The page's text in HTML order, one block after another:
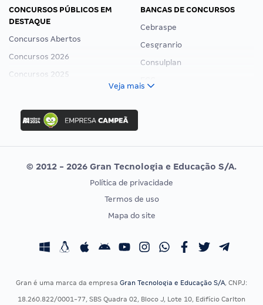
CONCURSOS PÚBLICOS EM
DESTAQUE
Concursos Abertos
Concursos 2026
Concursos 2025
Concurso Ibama
Concurso MPU
Editais publicados
BANCAS DE CONCURSOS
Cebraspe
Cesgranrio
Consulplan
Vunesp
CONCURSOS POR PROFISSÃO
Concursos Fiscais
EXAME DE ORDEM
Calendário OAB
Veja mais
© 2012 - 2026 Gran Tecnologia e Educação S/A.
Política de privacidade
Termos de uso
Mapa do site
Gran é uma marca da empresa Gran Tecnologia e Educação S/A, CNPJ:
18.260.822/0001-77, SBS Quadra 02, Bloco J, Lote 10, Edifício Carlton